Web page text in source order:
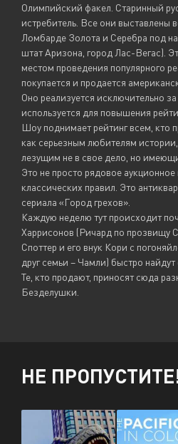
Олимпийский факел. Старинный
истребитель. Все они выставлены
Ломбарде Золота и Серебра под
штат Аризона, город Лас-Вегас).
местом проведения популярного
покупается и продается
Оно реализуется исключительно
используется для повышения
Шоу поднимает рейтинг всем, кто
как серьезным любителям
лезущим не в свое дело, но
Это не просто рядовое аукционное
классических правил. Это
сериала «Город грехов».
Каждую неделю тут происходит
Харрисонов (Ричард по прозвищу
Споттер и его внук Кори с
друг семьи – Чамли) быстро
Те, кто продают, приносят сюда
Безделушки.
НЕ